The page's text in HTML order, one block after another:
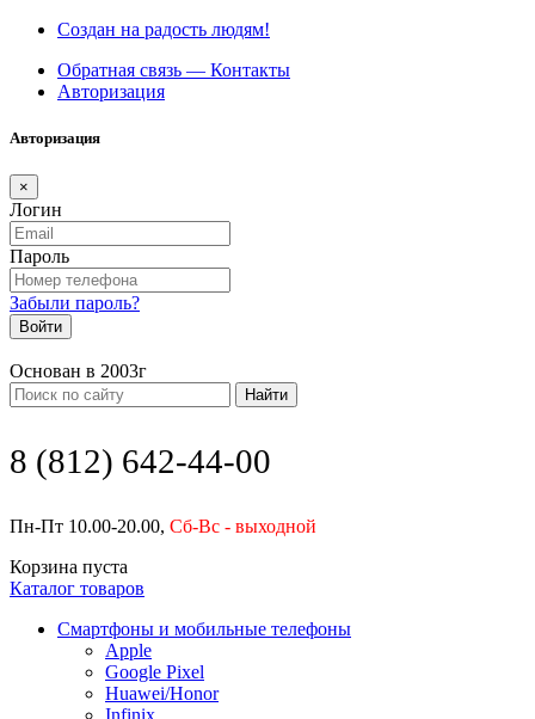
Создан на радость людям!
Обратная связь — Контакты
Авторизация
Авторизация
×
Логин
Пароль
Забыли пароль?
Войти
Основан в 2003г
Найти
8 (812) 642-44-00
Пн-Пт 10.00-20.00, Сб-Вс - выходной
Корзина пуста
Каталог товаров
Смартфоны и мобильные телефоны
Apple
Google Pixel
Huawei/Honor